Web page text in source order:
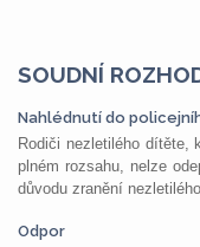
SOUDNÍ
Nahlédnutí do
Rodiči nezletilého dítěte,
plném rozsahu, nelze
důvodu zranění
Odpor